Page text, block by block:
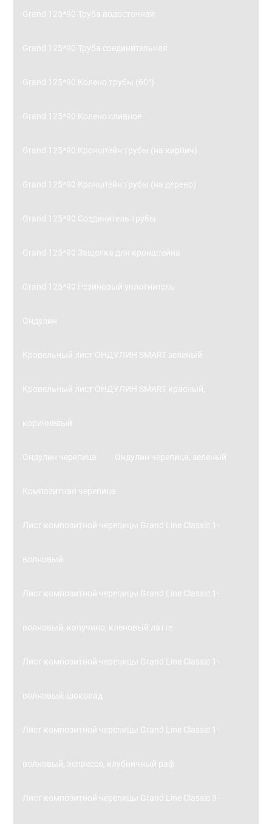
Grand 125*90 Труба водосточная
Grand 125*90 Труба соединительная
Grand 125*90 Колено трубы (60°)
Grand 125*90 Колено сливное
Grand 125*90 Кронштейн трубы (на кирпич)
Grand 125*90 Кронштейн трубы (на дерево)
Grand 125*90 Соединитель трубы
Grand 125*90 Защелка для кронштейна
Grand 125*90 Резиновый уплотнитель
Ондулин
Кровельный лист ОНДУЛИН SMART зеленый
Кровельный лист ОНДУЛИН SMART красный,
коричневый
Ондулин черепица Ондулин черепица, зеленый
Композитная черепица
Лист композитной черепицы Grand Line Classic 1-
волновый
Лист композитной черепицы Grand Line Classic 1-
волновый, капучино, кленовый латте
Лист композитной черепицы Grand Line Classic 1-
волновый, шоколад
Лист композитной черепицы Grand Line Classic 1-
волновый, эспрессо, клубничный раф
Лист композитной черепицы Grand Line Classic 3-